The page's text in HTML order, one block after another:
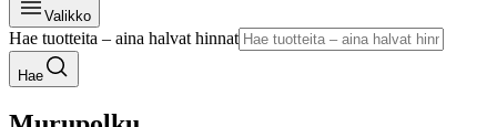
Valikko
Hae tuotteita – aina halvat hinnat
Hae